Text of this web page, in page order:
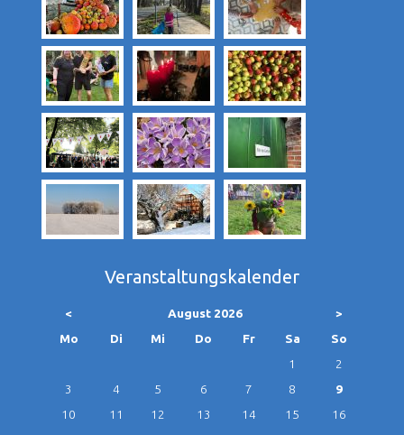
Veranstaltungskalender
< August 2026
>
Montag Di enstag
Mi ttwoch
Do nnerstag
Freitag SamstagSonntag
1
2
3
4 5 6 7 8
9
10
11 12 13 14 15
16